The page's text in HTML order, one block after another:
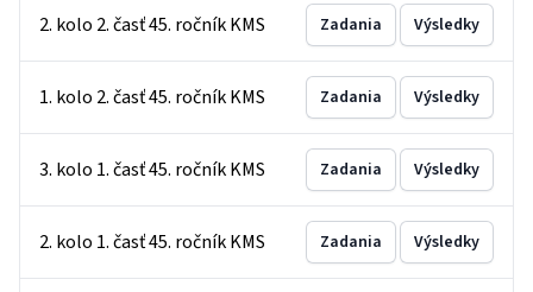
2. kolo 2. časť 45. ročník KMS Zadania Výsledky
1. kolo 2. časť 45. ročník KMS Zadania Výsledky
3. kolo 1. časť 45. ročník KMS Zadania Výsledky
2. kolo 1. časť 45. ročník KMS Zadania Výsledky